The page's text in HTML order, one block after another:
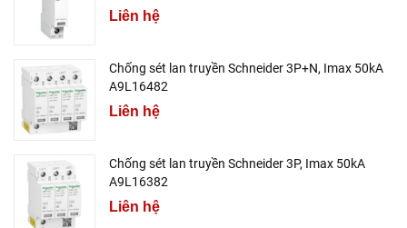
Liên hệ
Chống sét lan truyền Schneider 3P+N, Imax 50kA
A9L16482
Liên hệ
Chống sét lan truyền Schneider 3P, Imax 50kA
A9L16382
Liên hệ